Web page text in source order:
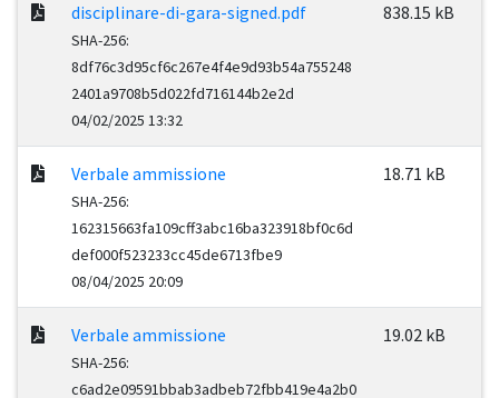
disciplinare-di-gara-signed.pdf
SHA-256:
8df76c3d95cf6c267e4f4e9d93b54a755248
2401a9708b5d022fd716144b2e2d
04/02/2025 13:32
838.15 kB
Verbale ammissione
SHA-256:
162315663fa109cff3abc16ba323918bf0c6d
def000f523233cc45de6713fbe9
08/04/2025 20:09
18.71 kB
Verbale ammissione
SHA-256:
c6ad2e09591bbab3adbeb72fbb419e4a2b0
19.02 kB